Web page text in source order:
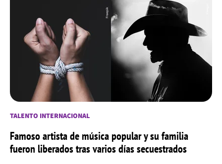
TALENTO INTERNACIONAL
Famoso artista de música popular y su familia
fueron liberados tras varios días secuestrados